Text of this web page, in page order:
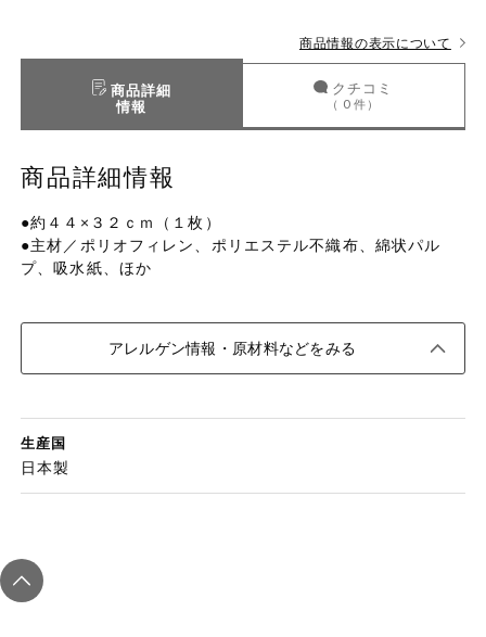
パルコープ・よどがわ生協のサービス
パルコープ・よどがわ生協の情報サイト
ご利用ガイド
商品のリクエスト
アプリのダウンロード
お問い合わせ
キッチン用品
洗濯・バス・
トイレ用品
住居・生活用
品
コスメ＆ボデ
ィケア
趣味・娯楽
スマート・ワ
アレルゲン情報は、商品企画時の情報のため、ご使用前には
必ず商品パッケージの表示をご確認ください。
範囲でのお知らせです。
商品情報の表示について
商品詳細
情報
クチコミ
（ 0 件）
商品詳細情報
●約４４×３２ｃｍ（１枚）
●主材／ポリオフィレン、ポリエステル不織布、綿状パル
プ、吸水紙、ほか
アレルゲン情報・原材料などをみる
生産国
日本製